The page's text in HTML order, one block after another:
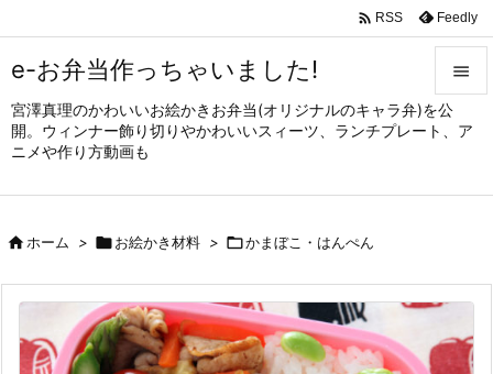
e-お弁当作っちゃいました!
宮澤真理のかわいいお絵かきお弁当(オリジナルのキャラ弁)を公
開。ウィンナー飾り切りやかわいいスィーツ、ランチプレート、ア
ニメや作り方動画も


メニュ
サイド


検索
 RSS Feedly
ホーム > お絵かき材料 > かまぼこ・はんぺん